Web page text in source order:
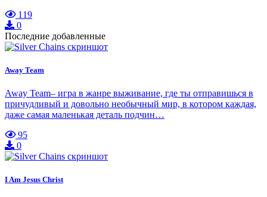
119
0
Последние добавленные
Away Team
Away Team– игра в жанре выживание, где ты отправишься в
причудливый и довольно необычный мир, в котором каждая,
даже самая маленькая деталь подчин…
95
0
I Am Jesus Christ